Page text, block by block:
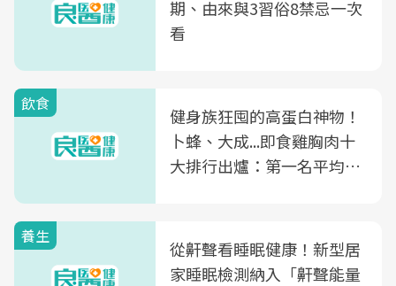
期、由來與3習俗8禁忌一次
看
飲食
健身族狂囤的高蛋白神物！
卜蜂、大成...即食雞胸肉十
大排行出爐：第一名平均一
養生
從鼾聲看睡眠健康！新型居
家睡眠檢測納入「鼾聲能量